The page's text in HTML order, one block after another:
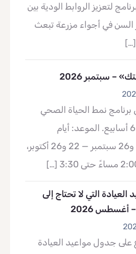
لتعزيز الروابط الودية بين
السن في أجواء مزرعة تبعث
[…]
– سبتمبر 2026
برنامج نمط الحياة الصحي
الذي يستمر 6 أسابيع. الموعد: أيام
الخميس، 17 و26 سبتمبر — 22 و26 أكتوبر،
[…]
التي لا تحتاج إلى
2026
على جدول مواعيد العيادة